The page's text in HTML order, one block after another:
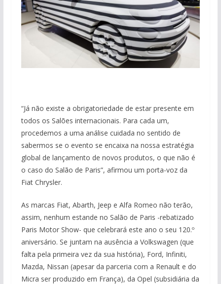
“Já não existe a obrigatoriedade de estar presente em
todos os Salões internacionais. Para cada um,
procedemos a uma análise cuidada no sentido de
sabermos se o evento se encaixa na nossa estratégia
global de lançamento de novos produtos, o que não é
o caso do Salão de Paris”, afirmou um porta-voz da
Fiat Chrysler.
As marcas Fiat, Abarth, Jeep e Alfa Romeo não terão,
assim, nenhum estande no Salão de Paris -rebatizado
Paris Motor Show- que celebrará este ano o seu 120.º
aniversário. Se juntam na ausência a Volkswagen (que
falta pela primeira vez da sua história), Ford, Infiniti,
Mazda, Nissan (apesar da parceria com a Renault e do
Micra ser produzido em França), da Opel (subsidiária da